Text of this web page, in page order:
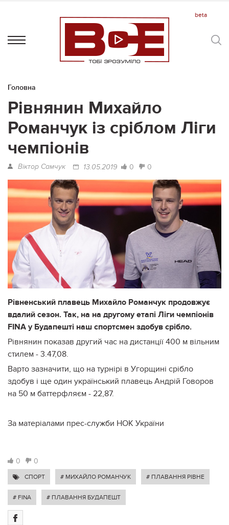
Головна
Рівнянин Михайло
Романчук із сріблом Ліги
чемпіонів
Віктор Самчук 13.05.2019 0 0
Рівненський плавець Михайло Романчук продовжує
вдалий сезон. Так, на на другому етапі Ліги чемпіонів
FINA у Будапешті наш спортсмен здобув срібло.
Рівнянин показав другий час на дистанції 400 м вільним
стилем - 3.47,08.
Варто зазначити, що на турнірі в Угорщині срібло
здобув і ще один український плавець Андрій Говоров
на 50 м баттерфляєм - 22,87.
За матеріалами прес-служби НОК України
0 0
СПОРТ # МИХАЙЛО РОМАНЧУК # ПЛАВАННЯ РІВНЕ
# FINA # ПЛАВАННЯ БУДАПЕШТ